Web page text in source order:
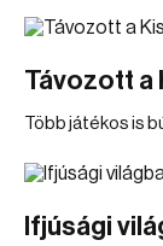
Távozott a
Több játékos is
Ifjúsági